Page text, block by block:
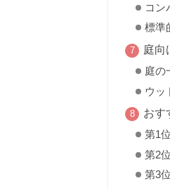
コン
標準
庭向
庭の
ウッ
おす
第1
第2
第3